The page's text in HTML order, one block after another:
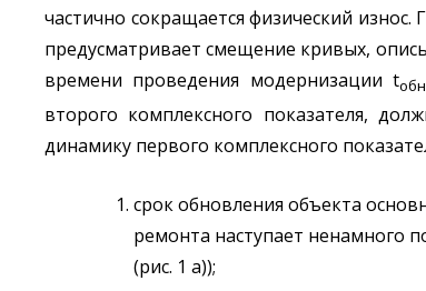
частично сокращается физический
предусматривает смещение кривых,
времени проведения модернизации t
второго комплексного показателя,
динамику первого комплексного
срок обновления объекта
ремонта наступает ненамного
(рис. 1 а));